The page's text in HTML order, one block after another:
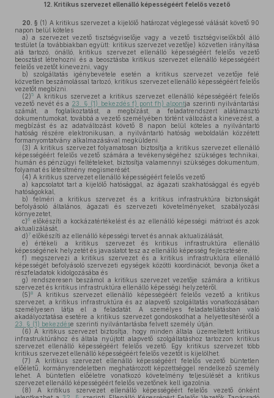
12. Kritikus szervezet ellenálló képességéért felelős vezető
20. § (1) A kritikus szervezet a kijelölő határozat véglegessé válását követő 90
napon belül köteles
a) a szervezet vezető tisztségviselője vagy a vezető tisztségviselőkből álló
testület (a továbbiakban együtt: kritikus szervezet vezetője) közvetlen irányítása
alá tartozó, önálló, kritikus szervezet ellenálló képességéért felelős vezető
beosztást létrehozni és a beosztásba kritikus szervezet ellenálló képességéért
felelős vezetőt kinevezni, vagy
b) szolgáltatás igénybevétele esetén a kritikus szervezet vezetője felé
közvetlen beszámolással tartozó, kritikus szervezet ellenálló képességéért felelős
vezetőt megbízni.
(2)5 A kritikus szervezet a kritikus szervezet ellenálló képességéért felelős
vezető nevét és a 23. § (1) bekezdés f) pont fh) alpontja szerinti nyilvántartási
számát, a foglalkoztatást, a megbízást, a feladatrendszert alátámasztó
dokumentumokat, továbbá a vezető személyében történt változást a kinevezést, a
megbízást és az adatváltozást követő 8 napon belül köteles a nyilvántartó
hatóság részére elektronikusan, a nyilvántartó hatóság weboldalán közzétett
formanyomtatvány alkalmazásával megküldeni.
(3) A kritikus szervezet folyamatosan biztosítja a kritikus szervezet ellenálló
képességéért felelős vezető számára a tevékenységéhez szükséges technikai,
humán és pénzügyi feltételeket, biztosítja valamennyi szükséges dokumentum,
folyamat és létesítmény megismerését.
(4) A kritikus szervezet ellenálló képességéért felelős vezető
a) kapcsolatot tart a kijelölő hatósággal, az ágazati szakhatósággal és egyéb
hatóságokkal,
b) felméri a kritikus szervezet és a kritikus infrastruktúra biztonságát
befolyásoló általános, ágazati és szervezeti követelményeket, szabályozási
környezetet,
c)6 előkészíti a kockázatértékelést és az ellenálló képességi mátrixot és azok
aktualizálását,
d)7 előkészíti az ellenálló képességi tervet és annak aktualizálását,
e) értékeli a kritikus szervezet és kritikus infrastruktúra ellenálló
képességének helyzetét és javaslatot tesz az ellenálló képesség fejlesztésére,
f) megszervezi a kritikus szervezet és a kritikus infrastruktúra ellenálló
képességét befolyásoló szervezeti egységek közötti koordinációt, bevonja őket a
részfeladatok kidolgozásába és
g) rendszeresen beszámol a kritikus szervezet vezetője számára a kritikus
szervezet és kritikus infrastruktúra ellenálló képességi helyzetéről.
(5)8
A kritikus szervezet ellenálló képességéért felelős vezető a kritikus
szervezet, a kritikus infrastruktúra és az alapvető szolgáltatás vonatkozásában
személyesen látja el a feladatát. A személyes feladatellátásban való
akadályoztatása esetére a kritikus szervezet gondoskodhat a helyettesítéséről a
23. § (1) bekezdése szerinti nyilvántartásba felvett személy útján.
(6) A kritikus szervezet biztosítja, hogy minden általa üzemeltetett kritikus
infrastruktúrához és általa nyújtott alapvető szolgáltatáshoz tartozzon kritikus
szervezet ellenálló képességéért felelős vezető. Egy kritikus szervezet több
kritikus szervezet ellenálló képességéért felelős vezetőt is kijelölhet.
(7) A kritikus szervezet ellenálló képességéért felelős vezető büntetlen
előéletű, kormányrendeletben meghatározott képzettséggel rendelkező személy
lehet. A büntetlen előéletre vonatkozó követelmény teljesülését a kritikus
szervezet ellenálló képességéért felelős vezetőnek kell igazolnia.
(8) A kritikus szervezet ellenálló képességéért felelős vezető önként